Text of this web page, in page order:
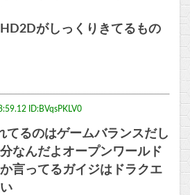
がしっくりきてるもの
ID:BVqsPKLV0
てるのはゲームバランスだし
なんだよオープンワールド
言ってるガイジはドラクエ